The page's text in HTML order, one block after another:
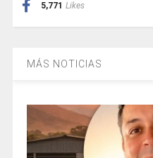
5,771 Likes
MÁS NOTICIAS